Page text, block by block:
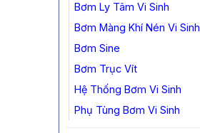
Bơm Ly Tâm Vi Sinh
Bơm Màng Khí Nén Vi Sinh
Bơm Sine
Bơm Trục Vít
Hệ Thống Bơm Vi Sinh
Phụ Tùng Bơm Vi Sinh